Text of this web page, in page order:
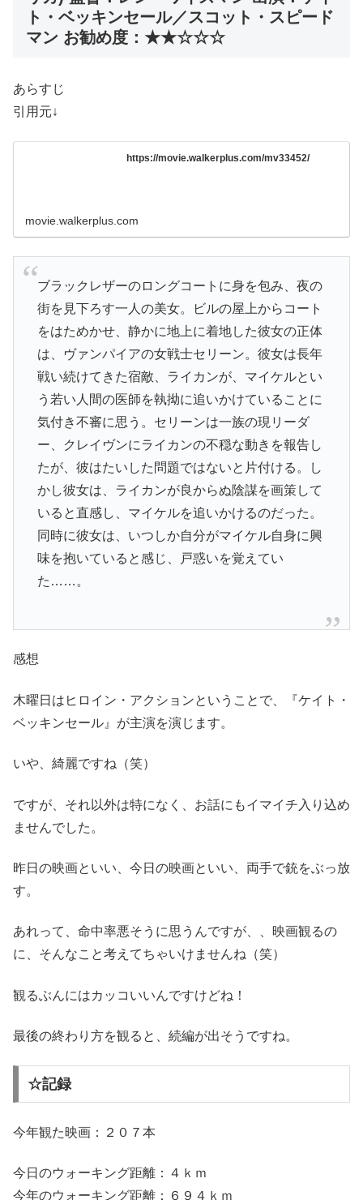
ト・ベッキンセール／スコット・スピード
マン お勧め度：★★☆☆☆
あらすじ
引用元↓
https://movie.walkerplus.com/mv33452/
movie.walkerplus.com
ブラックレザーのロングコートに身を包み、夜の
街を見下ろす一人の美女。ビルの屋上からコート
をはためかせ、静かに地上に着地した彼女の正体
は、ヴァンパイアの女戦士セリーン。彼女は長年
戦い続けてきた宿敵、ライカンが、マイケルとい
う若い人間の医師を執拗に追いかけていることに
気付き不審に思う。セリーンは一族の現リーダ
ー、クレイヴンにライカンの不穏な動きを報告し
たが、彼はたいした問題ではないと片付ける。し
かし彼女は、ライカンが良からぬ陰謀を画策して
いると直感し、マイケルを追いかけるのだった。
同時に彼女は、いつしか自分がマイケル自身に興
味を抱いていると感じ、戸惑いを覚えてい
た……。
感想
木曜日はヒロイン・アクションということで、『ケイト・
ベッキンセール 』が主演を演じます。
いや、綺麗ですね（笑）
ですが、それ以外は特になく、お話にもイマイチ入り込め
ませんでした。
昨日の映画といい、今日の映画といい、両手で銃をぶっ放
す。
あれって、命中率悪そうに思うんですが、、映画観るの
に、そんなこと考えてちゃいけませんね（笑）
観るぶんにはカッコいいんですけどね！
最後の終わり方を観ると、続編が出そうですね。
☆記録
今年観た映画：２０７本
今日のウォーキング距離：４ｋｍ
今年のウォーキング距離：６９４ｋｍ